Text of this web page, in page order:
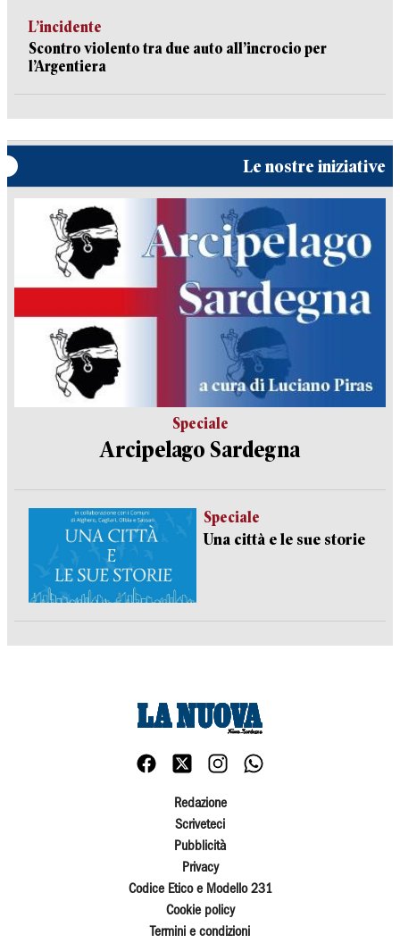
L’incidente
Scontro violento tra due auto all’incrocio per
l’Argentiera
Le nostre iniziative
Speciale
Arcipelago Sardegna
Speciale
Una città e le sue storie
Redazione
Scriveteci
Pubblicità
Privacy
Codice Etico e Modello 231
Cookie policy
Termini e condizioni